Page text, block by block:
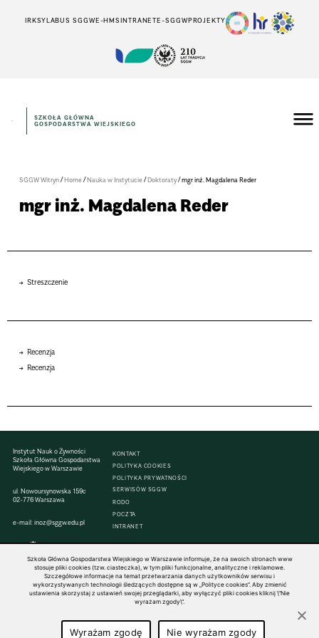
IRKSYLABUS SGGWE-HMSINTRANETE-SGGWPROJEKTY
SZKOŁA GŁÓWNA
GOSPODARSTWA WIEJSKIEGO
SGGW Witryn/Home/Nauka w Instytucie/Doktoraty/mgr inż. Magdalena Reder
mgr inż. Magdalena Reder
Streszczenie
Recenzja
Recenzja
Instytut Nauk o Żywności
Szkoła Główna Gospodarstwa
Wiejskiego w Warszawie
ul. Nowoursynowska 159c
02-776 Warszawa
e-mail:inoz@sggw.edu.pl
KONTAKT
POLITYKA COOKIES
POLITYKA PRYWATNOŚCI
SERWISÓW SGGW
RODO
POCZTA
INTRANET
© 1816–2026 SGGW — ALL RIGHTS RESERVED
Szkoła Główna Gospodarstwa Wiejskiego w Warszawie informuje, że na swoich stronach www
stosuje pliki cookies (tzw. ciasteczka), w tym pliki funkcjonalne, analityczne i reklamowe.
Szczegółowe informacje na temat przetwarzania danych użytkowników serwisu i
wykorzystywanych technologii śledzących dostępne są w „Polityce cookies”. Aby zmienić
ustawienia skorzystaj z ustawień swojej przeglądarki, aby wyłączyć pliki cookies kliknij \"Nie
wyrażam zgody\".
Wyrażam zgodę Nie wyrażam zgody